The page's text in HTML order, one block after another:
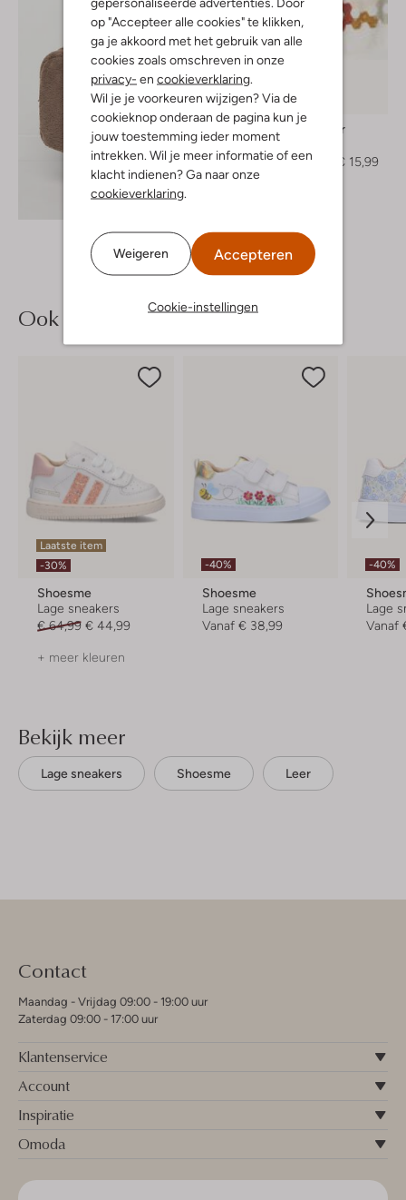
op "Accepteer alle cookies" te klikken,
ga je akkoord met het gebruik van alle
cookies zoals omschreven in onze
privacy- en cookieverklaring
Wil je je voorkeuren wijzigen? Via de
cookieknop onderaan de pagina kun je
jouw toestemming ieder moment
intrekken. Wil je meer informatie of een
klacht indienen? Ga naar onze
cookieverklaring
Weigeren Accepteren
Cookie-instellingen
Ontdek de look
-40%
Lil' Atelier
€ 26,99
€ 15,99
Ook iets voor jou?
Laatste item
-30%
Shoesme
Lage sneakers
€ 64,99 € 44,99
+ meer kleuren
-40%
Shoesme
Lage sneakers
Vanaf € 38,99
-40%
Lage
Vanaf
Bekijk meer
Lage sneakers Shoesme Leer
Contact
Maandag - Vrijdag 09:00 - 19:00 uur
Zaterdag 09:00 - 17:00 uur
Klantenservice
Account
Inspiratie
Omoda